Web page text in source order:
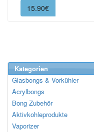
15.90€
Kategorien
Glasbongs & Vorkühler
Acrylbongs
Bong Zubehör
Aktivkohleprodukte
Vaporizer